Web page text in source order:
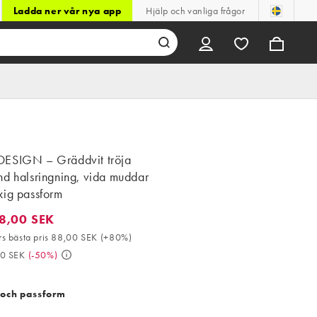
Ladda ner vår nya app Hjälp och vanliga frågor
– Gräddvit tröja
halsringning, vida muddar
passform
SEK. 30-dagars bästa pris 88,00 SEK (+80%). Då 319,00 SEK.
SEK
bästa pris 88,00 SEK (+80%)
SEK (-50%)
passform